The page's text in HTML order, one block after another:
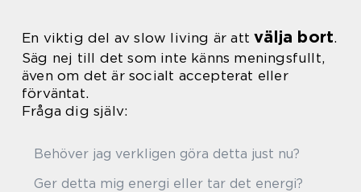
En viktig del av slow living är attvälja bort.
Säg nej till det som inte känns meningsfullt,
även om det är socialt accepterat eller
förväntat.
Fråga dig själv:
Behöver jag verkligen göra detta just nu?
Ger detta mig energi eller tar det energi?